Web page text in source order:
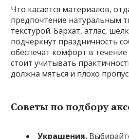
Что касается материалов,
предпочтение натуральным
текстурой. Бархат, атлас,
подчеркнут праздничность
обеспечат комфорт в
стоит учитывать
должна мяться и плохо
Советы по подбору
Украшения.